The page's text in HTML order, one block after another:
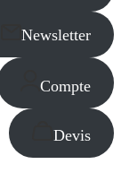
Newsletter
Compte
Devis